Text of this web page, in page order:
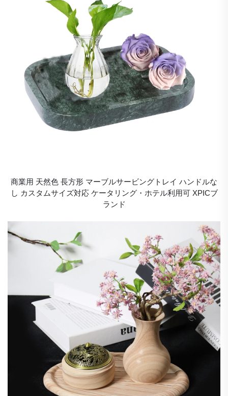
商業用 天然色 長方形 マーブルサービングトレイ ハンドルな
し カスタムサイズ対応 ケータリング・ホテル利用可 XPICブ
ランド